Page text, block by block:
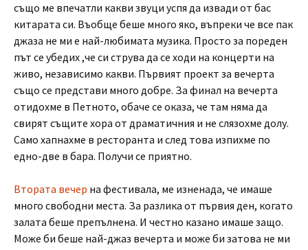
също ме впечатли какви звуци успя да извади от бас
китарата си. Въобще беше много яко, въпреки че все пак
джаза не ми е най-любимата музика. Просто за пореден
път се убедих ,че си струва да се ходи на концерти на
живо, независимо какви. Първият проект за вечерта
също се представи много добре. За финал на вечерта
отидохме в Петното, обаче се оказа, че там няма да
свирят същите хора от драматичния и не слязохме долу.
Само хапнахме в ресторанта и след това изпихме по
едно-две в бара. Получи се приятно.
Втората вечер на фестивала, ме изненада, че имаше
много свободни места. За разлика от първия ден, когато
залата беше препълнена. И честно казано имаше защо.
Може би беше най-джаз вечерта и може би затова не ми